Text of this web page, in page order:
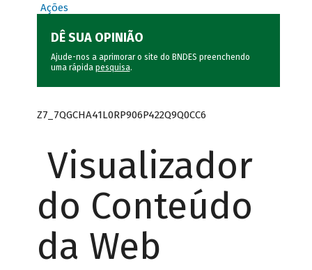
Ações
DÊ SUA OPINIÃO
Ajude-nos a aprimorar o site do BNDES preenchendo
uma rápida pesquisa.
Z7_7QGCHA41L0RP906P422Q9Q0CC6
Visualizador
do Conteúdo
da Web